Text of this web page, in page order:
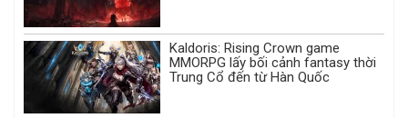
Kaldoris: Rising Crown game
MMORPG lấy bối cảnh fantasy thời
Trung Cổ đến từ Hàn Quốc